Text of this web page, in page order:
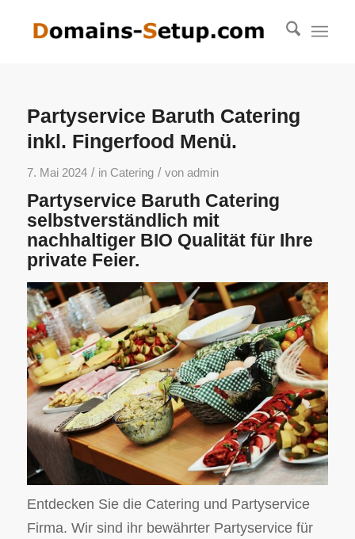
Partyservice Baruth Catering
inkl. Fingerfood Menü.
7. Mai 2024 / in Catering / von admin
Partyservice Baruth Catering
selbstverständlich mit
nachhaltiger BIO Qualität für Ihre
private Feier.
Entdecken Sie die Catering und Partyservice
Firma. Wir sind ihr bewährter Partyservice für